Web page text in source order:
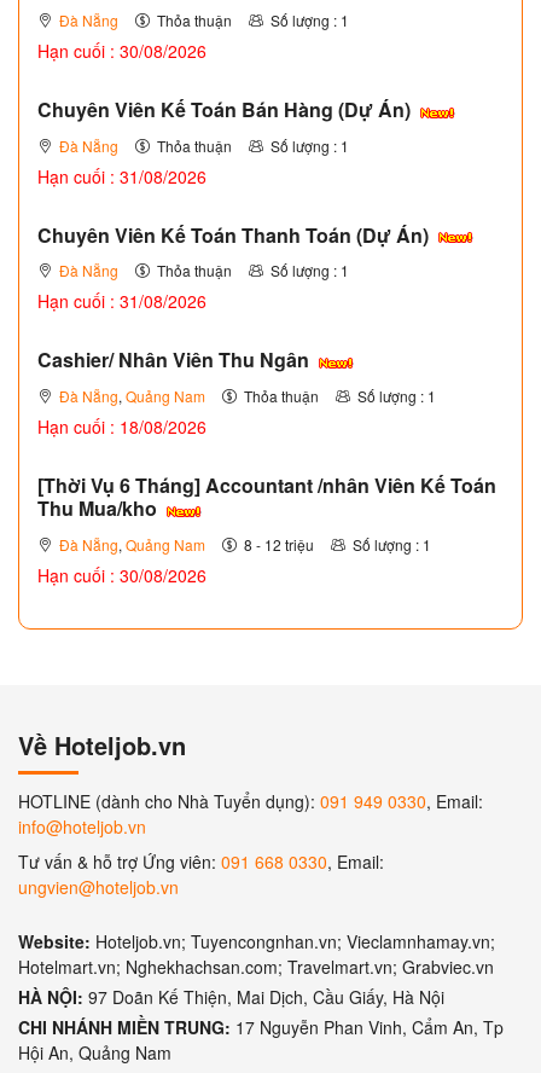
Đà Nẵng Thỏa thuận Số lượng : 1
Hạn cuối : 30/08/2026
Chuyên Viên Kế Toán Bán Hàng (Dự Án)
Đà Nẵng Thỏa thuận Số lượng : 1
Hạn cuối : 31/08/2026
Chuyên Viên Kế Toán Thanh Toán (Dự Án)
Đà Nẵng Thỏa thuận Số lượng : 1
Hạn cuối : 31/08/2026
Cashier/ Nhân Viên Thu Ngân
Đà Nẵng, Quảng Nam Thỏa thuận Số lượng : 1
Hạn cuối : 18/08/2026
[Thời Vụ 6 Tháng] Accountant /nhân Viên Kế Toán
Thu Mua/kho
Đà Nẵng, Quảng Nam 8 - 12 triệu Số lượng : 1
Hạn cuối : 30/08/2026
Về Hoteljob.vn
HOTLINE (dành cho Nhà Tuyển dụng): 091 949 0330, Email:
info@hoteljob.vn
Tư vấn & hỗ trợ Ứng viên: 091 668 0330, Email:
ungvien@hoteljob.vn
Website: Hoteljob.vn; Tuyencongnhan.vn; Vieclamnhamay.vn;
Hotelmart.vn; Nghekhachsan.com; Travelmart.vn; Grabviec.vn
HÀ NỘI: 97 Doãn Kế Thiện, Mai Dịch, Cầu Giấy, Hà Nội
CHI NHÁNH MIỀN TRUNG: 17 Nguyễn Phan Vinh, Cẩm An, Tp
Hội An, Quảng Nam